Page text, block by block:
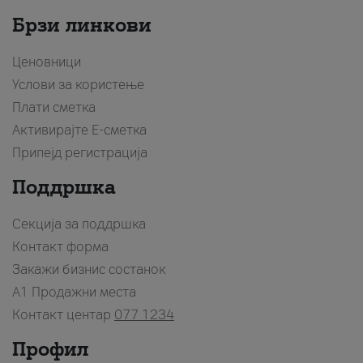
Брзи линкови
Ценовници
Услови за користење
Плати сметка
Активирајте Е-сметка
Припејд регистрација
Поддршка
Секција за поддршка
Контакт форма
Закажи бизнис состанок
A1 Продажни места
Контакт центар 077 1234
Профил